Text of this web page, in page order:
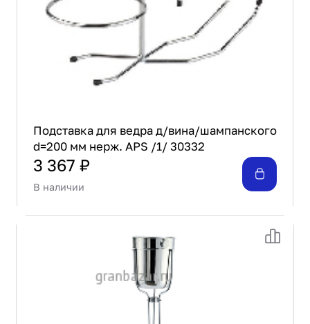
Проектирование
Сервис и монтаж
ПОКУПАТЕЛЯМ
Доставка и оплата
Гарантия и возврат
Акции
О GRANBAZAR
О нас
Бренды
Контакты
Подставка для ведра д/вина/шампанского
d=200 мм нерж. APS /1/ 30332
3 367 ₽
В наличии